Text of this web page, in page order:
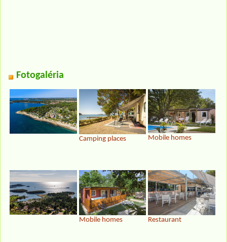
Fotogaléria
Camping places Mobile homes
Mobile homes Restaurant